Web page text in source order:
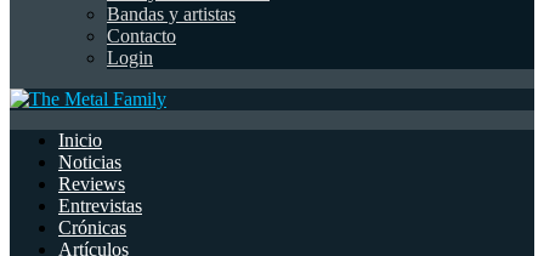
Bandas y artistas
Contacto
Login
Inicio
Noticias
Reviews
Entrevistas
Crónicas
Artículos